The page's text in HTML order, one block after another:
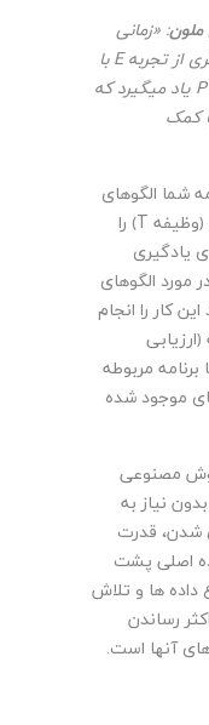
ملون: «زمانی
از تجربهEبا
P یاد میگیرد که
کمک
شما الگوهای
T﴾ را
یادگیری
مورد الگوهای
کار را انجام
مربوطه
موجود شده
مصنوعی
نیاز به
شدن، قدرت
اصلی پشت
داده ها و تلاش
رساندن
آنها است.­